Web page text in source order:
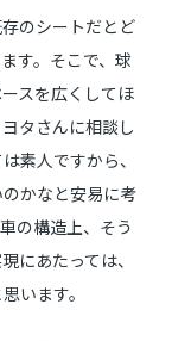
のシートだとど
す。そこで、球
スを広くしてほ
タさんに相談し
素人ですから、
かなと安易に考
の構造上、そう
にあたっては、
います。